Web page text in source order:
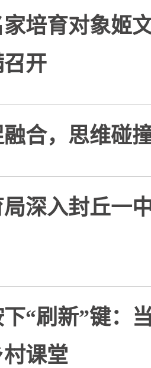
培育对象姬
开
合，思维碰
深入封丘一
下“刷新”键
课堂